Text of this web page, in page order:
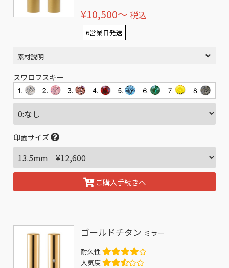
¥10,500〜 税込
6営業日発送
素材説明
スワロフスキー
印面サイズ
ご購入手続きへ
ゴールドチタン ミラー
耐久性
人気度